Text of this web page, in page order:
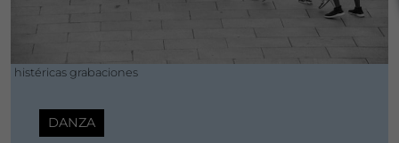
histéricas grabaciones
DANZA